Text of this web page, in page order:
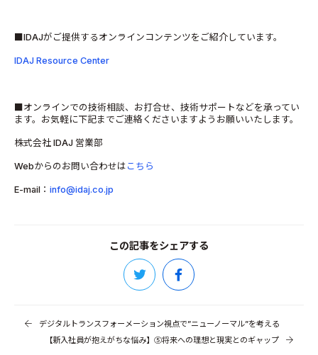
■IDAJがご提供するオンラインコンテンツをご紹介しています。
IDAJ Resource Center
■オンラインでの技術相談、お打合せ、技術サポートなどを承ってい
ます。お気軽に下記までご連絡くださいますようお願いいたします。
株式会社 IDAJ 営業部
Webからのお問い合わせは こちら
E-mail： info@idaj.co.jp
この記事をシェアする
デジタルトランスフォーメーション視点で”ニューノーマル”を考える
【新入社員が抱えがちな悩み】⑤将来への理想と現実とのギャップ